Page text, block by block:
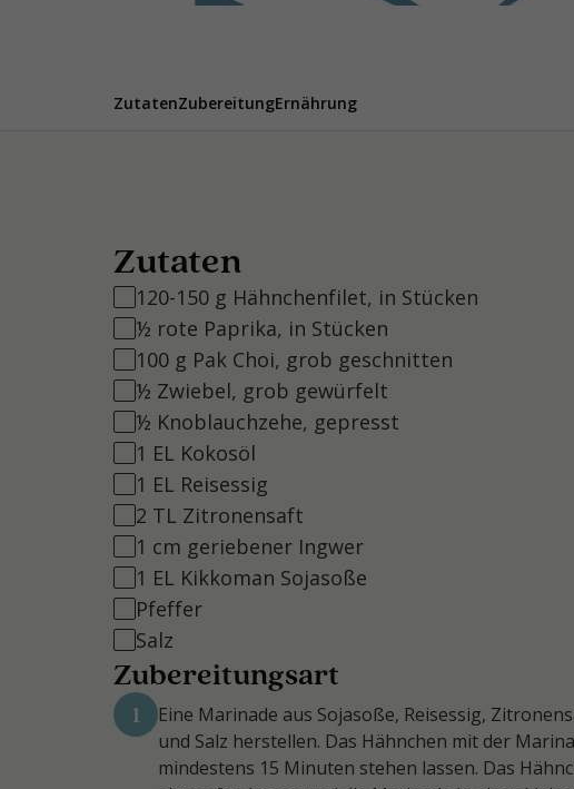
ZutatenZubereitungErnährung
Zutaten
120-150 g Hähnchenfilet, in Stücken
½ rote Paprika, in Stücken
100 g Pak Choi, grob geschnitten
½ Zwiebel, grob gewürfelt
½ Knoblauchzehe, gepresst
1 EL Kokosöl
1 EL Reisessig
2 TL Zitronensaft
1 cm geriebener Ingwer
1 EL Kikkoman Sojasoße
Pfeffer
Salz
Zubereitungsart
1
Eine Marinade aus Sojasoße, Reisessig,
und Salz herstellen. Das Hähnchen mit der
mindestens 15 Minuten stehen lassen. Das